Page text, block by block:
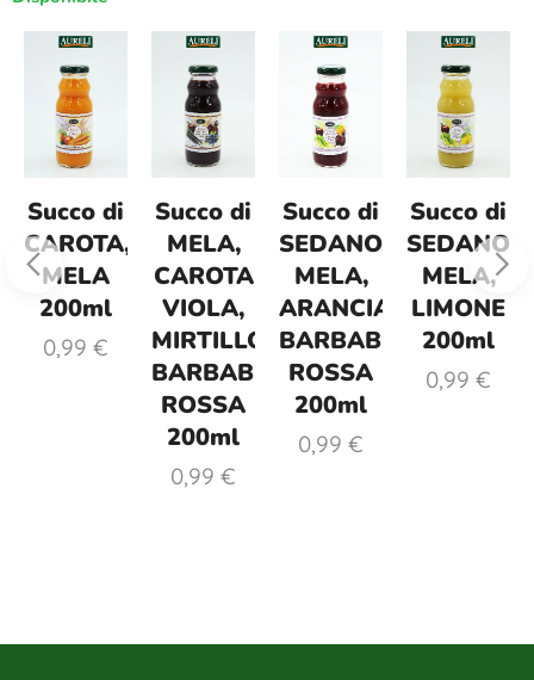
Succo di
CAROTA,
MELA
200ml
0,99 €
Succo di
MELA,
CAROTA
VIOLA,
MIRTILLO,
BARBABIETOLA
ROSSA
200ml
0,99 €
Succo di
SEDANO,
MELA,
ARANCIA,
BARBABIETOLA
ROSSA
200ml
0,99 €
Succo di
SEDANO,
MELA,
LIMONE
200ml
0,99 €